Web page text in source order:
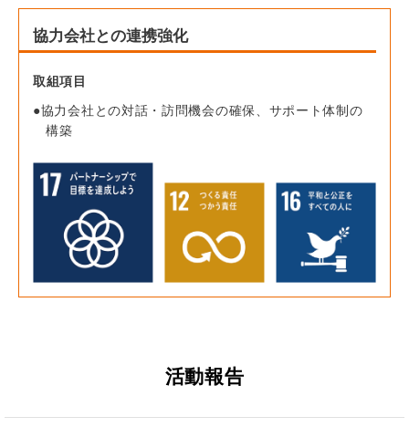
協力会社との連携強化
取組項目
協力会社との対話・訪問機会の確保、サポート体制の
構築
活動報告